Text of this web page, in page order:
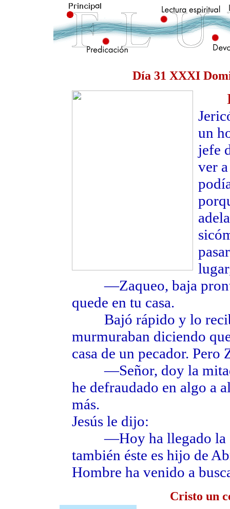
Día 31 XXXI
un
jefe
ver
—Zaqueo, baja
quede en tu casa.
Bajó rápido y lo
murmuraban diciendo
casa de un pecador.
—Señor, doy la mitad
he defraudado en algo a
más.
Jesús le dijo:
—Hoy ha llegado la
también éste es hijo de
Hombre ha venido a
Cristo un